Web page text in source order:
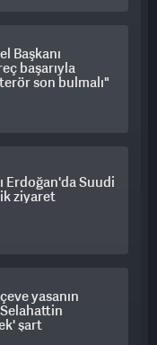
Başkanı
başarıyla
son bulmalı"
Erdoğan'da Suudi
ziyaret
yasanın
şart